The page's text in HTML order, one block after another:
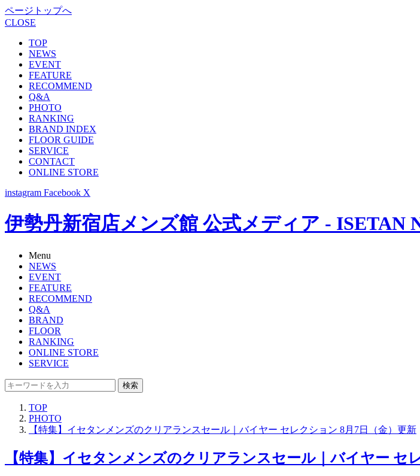
ページトップへ
CLOSE
TOP
NEWS
EVENT
FEATURE
RECOMMEND
Q&A
PHOTO
RANKING
BRAND INDEX
FLOOR GUIDE
SERVICE
CONTACT
ONLINE STORE
instagram Facebook X
伊勢丹新宿店メンズ館 公式メディア - ISETAN
Menu
NEWS
EVENT
FEATURE
RECOMMEND
Q&A
BRAND
FLOOR
RANKING
ONLINE STORE
SERVICE
検索
TOP
PHOTO
【特集】イセタンメンズのクリアランスセール｜バイヤー セレクション 8月7日（金）更新
【特集】イセタンメンズのクリアランスセール｜バイヤー セ